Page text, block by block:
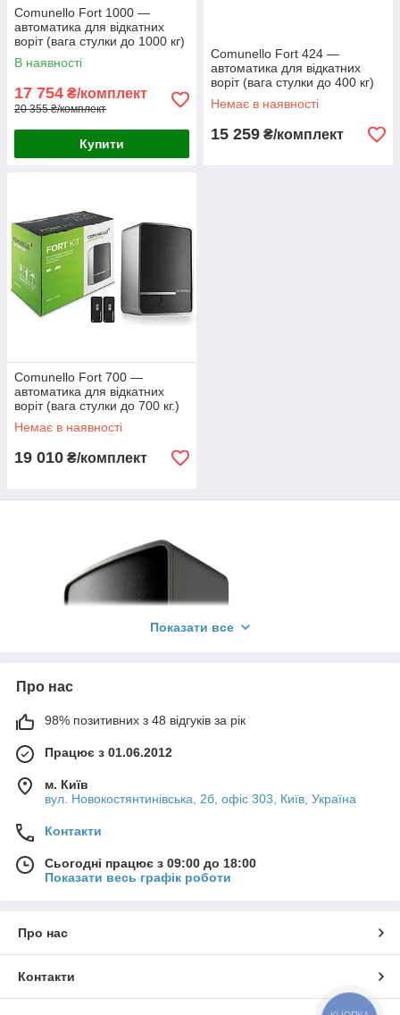
Comunello Fort 1000 —
автоматика для відкатних
воріт (вага стулки до 1000 кг)
В наявності
17 754 ₴/комплект
20 355 ₴/комплект
Купити
Comunello Fort 424 —
автоматика для відкатних
воріт (вага стулки до 400 кг)
Немає в наявності
15 259 ₴/комплект
Comunello Fort 700 —
автоматика для відкатних
воріт (вага стулки до 700 кг.)
Немає в наявності
19 010 ₴/комплект
Fort Comunello,
Створені для побутового і промислового призначення. У
цьому контексті,Автоматика для воріт
натиснувши кнопку купити або зателефонувавши за
ви можете використовувати безліч функцій; наприклад,
Показати все
Про нас
98% позитивних з 48 відгуків за рік
Працює з 01.06.2012
м. Київ
вул. Новокостянтинівська, 2б, офіс 303, Київ, Україна
Контакти
Сьогодні працює з 09:00 до 18:00
Показати весь графік роботи
Про нас
Контакти